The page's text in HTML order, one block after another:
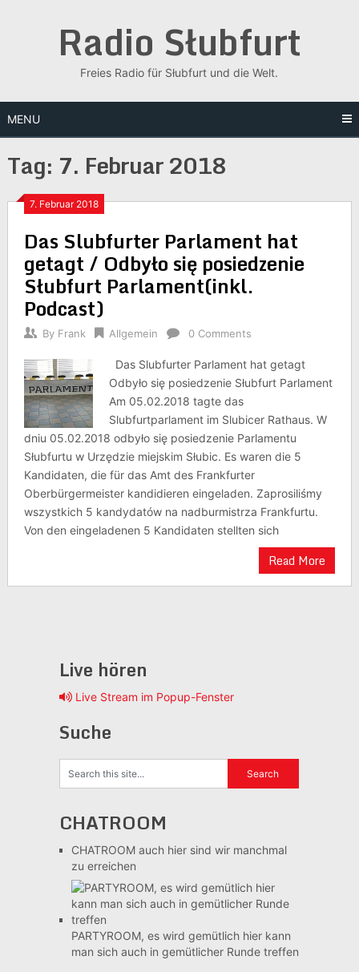
Radio Słubfurt
Freies Radio für Słubfurt und die Welt.
MENU
Tag: 7. Februar 2018
7. Februar 2018
Das Slubfurter Parlament hat
getagt / Odbyło się posiedzenie
Słubfurt Parlament(inkl.
Podcast)
By Frank Allgemein 0 Comments
Das Slubfurter Parlament hat getagt
Odbyło się posiedzenie Słubfurt Parlament
Am 05.02.2018 tagte das
Slubfurtparlament im Slubicer Rathaus. W
dniu 05.02.2018 odbyło się posiedzenie Parlamentu
Słubfurtu w Urzędzie miejskim Słubic. Es waren die 5
Kandidaten, die für das Amt des Frankfurter
Oberbürgermeister kandidieren eingeladen. Zaprosiliśmy
wszystkich 5 kandydatów na nadburmistrza Frankfurtu.
Von den eingeladenen 5 Kandidaten stellten sich
Read More
Live hören
Live Stream im Popup-Fenster
Suche
CHATROOM
CHATROOMauch hier sind wir manchmal
zu erreichen
PARTYROOM, es wird gemütlichhier kann
man sich auch in gemütlicher Runde treffen